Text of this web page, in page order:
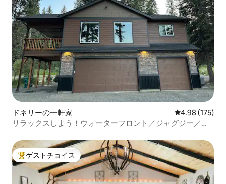
ドネリーの一軒家 レビュー175
4.98 (175)
リラックスしよう！ウォーターフロント／ジャグジー／タ
大好評のゲストチョイスです。
ゲストチョイス